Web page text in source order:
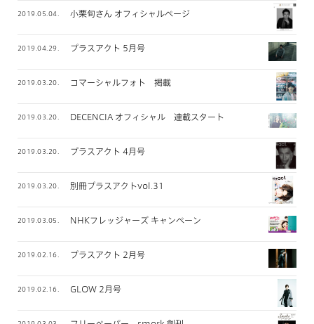
2019.05.04. 小栗旬さん オフィシャルページ
2019.04.29. プラスアクト 5月号
2019.03.20. コマーシャルフォト 掲載
2019.03.20. DECENCIA オフィシャル 連載スタート
2019.03.20. プラスアクト 4月号
2019.03.20. 別冊プラスアクトvol.31
2019.03.05. NHKフレッジャーズ キャンペーン
2019.02.16. プラスアクト 2月号
2019.02.16. GLOW 2月号